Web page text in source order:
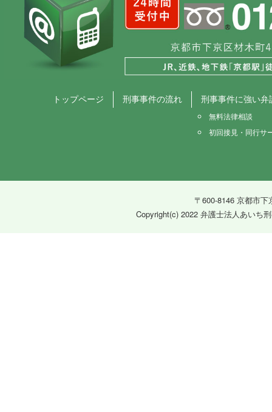
トップページ 刑事事件の流れ 刑事事件に強い弁
無料法律相談
初回接見・同行サ
〒600-8146 京都市
Copyright(c) 2022 弁護士法人あいち